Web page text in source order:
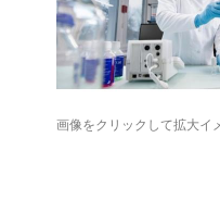
画像をクリックして拡大イ